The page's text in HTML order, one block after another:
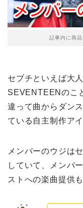
記事内に商
セブチといえば大
SEVENTEENのこ
違って曲からダン
ている自主制作ア
メンバーのウジは
していて、メンバ
ストへの楽曲提供